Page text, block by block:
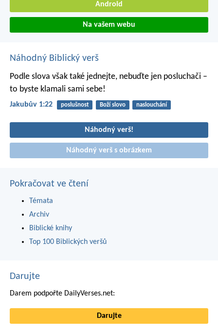
Android
Na vašem webu
Náhodný Biblický verš
Podle slova však také jednejte, nebuďte jen posluchači –
to byste klamali sami sebe!
Jakubův 1:22 poslušnost Boží slovo naslouchání
Náhodný verš!
Náhodný verš s obrázkem
Pokračovat ve čtení
Témata
Archiv
Biblické knihy
Top 100 Biblických veršů
Darujte
Darem podpořte DailyVerses.net:
Darujte